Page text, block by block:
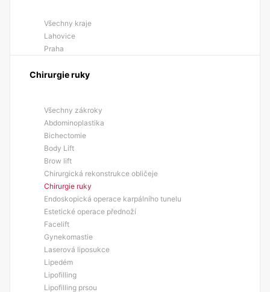
Všechny kraje
Lahovice
Praha
Chirurgie ruky
Všechny zákroky
Abdominoplastika
Bichectomie
Body Lift
Brow lift
Chirurgická rekonstrukce obličeje
Chirurgie ruky
Endoskopická operace karpálního tunelu
Estetické operace přednoží
Facelift
Gynekomastie
Laserová liposukce
Lipedém
Lipofilling
Lipofilling prsou